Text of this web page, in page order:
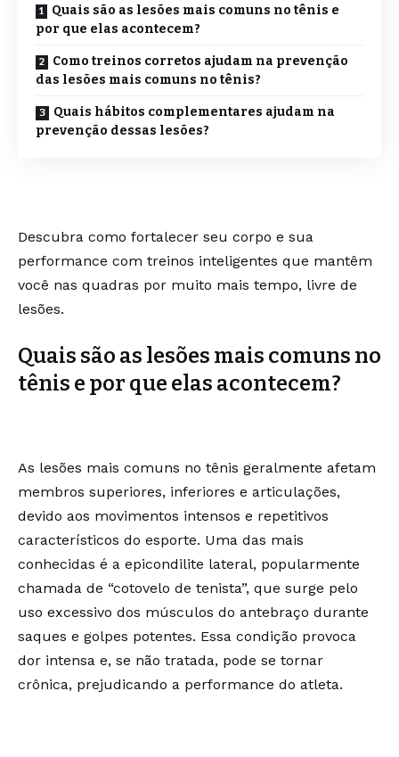
Quais são as lesões mais comuns no tênis e
por que elas acontecem?
Como treinos corretos ajudam na prevenção
das lesões mais comuns no tênis?
Quais hábitos complementares ajudam na
prevenção dessas lesões?
Descubra como fortalecer seu corpo e sua
performance com treinos inteligentes que mantêm
você nas quadras por muito mais tempo, livre de
lesões.
Quais são as lesões mais comuns no
tênis e por que elas acontecem?
As lesões mais comuns no tênis geralmente afetam
membros superiores, inferiores e articulações,
devido aos movimentos intensos e repetitivos
característicos do esporte. Uma das mais
conhecidas é a epicondilite lateral, popularmente
chamada de “cotovelo de tenista”, que surge pelo
uso excessivo dos músculos do antebraço durante
saques e golpes potentes. Essa condição provoca
dor intensa e, se não tratada, pode se tornar
crônica, prejudicando a performance do atleta.